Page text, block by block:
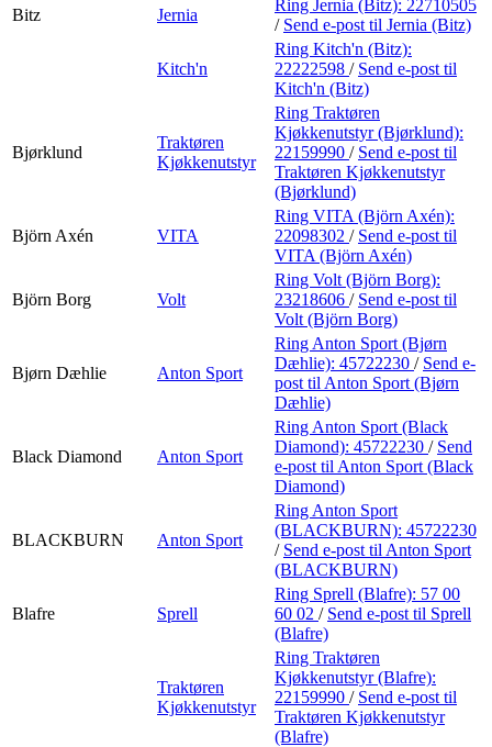
Bitz
Jernia
Ring Jernia (Bitz): 22710505
/ Send e-post til Jernia (Bitz)
Kitch'n
Ring Kitch'n (Bitz):
22222598 / Send e-post til
Kitch'n (Bitz)
Bjørklund
Traktøren
Kjøkkenutstyr
Ring Traktøren
Kjøkkenutstyr (Bjørklund):
22159990 / Send e-post til
Traktøren Kjøkkenutstyr
(Bjørklund)
Björn Axén VITA
Ring VITA (Björn Axén):
22098302 / Send e-post til
VITA (Björn Axén)
Björn Borg Volt
Ring Volt (Björn Borg):
23218606 / Send e-post til
Volt (Björn Borg)
Bjørn Dæhlie Anton Sport
Ring Anton Sport (Bjørn
Dæhlie): 45722230 / Send e-
post til Anton Sport (Bjørn
Dæhlie)
Black Diamond Anton Sport
Ring Anton Sport (Black
Diamond): 45722230 / Send
e-post til Anton Sport (Black
Diamond)
BLACKBURN Anton Sport
Ring Anton Sport
(BLACKBURN): 45722230
/ Send e-post til Anton Sport
(BLACKBURN)
Blafre Sprell
Ring Sprell (Blafre): 57 00
60 02 / Send e-post til Sprell
(Blafre)
Traktøren
Kjøkkenutstyr
Ring Traktøren
Kjøkkenutstyr (Blafre):
22159990 / Send e-post til
Traktøren Kjøkkenutstyr
(Blafre)